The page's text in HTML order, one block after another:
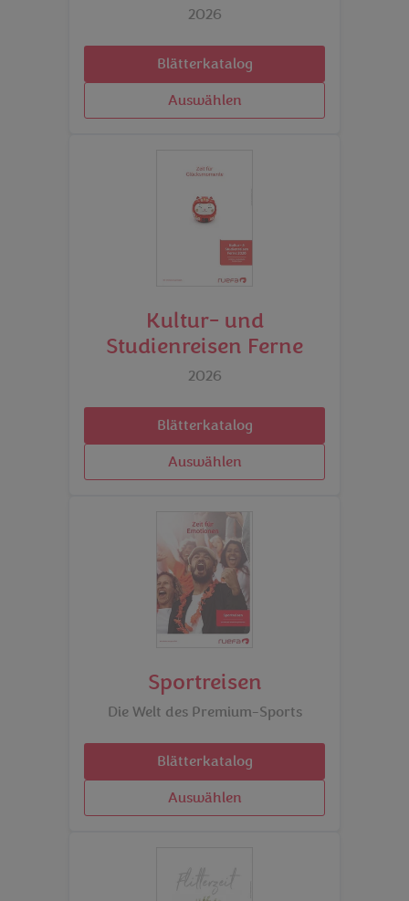
2026
Blätterkatalog
Auswählen
Kultur- und
Studienreisen Ferne
2026
Blätterkatalog
Auswählen
Sportreisen
Die Welt des Premium-Sports
Blätterkatalog
Auswählen